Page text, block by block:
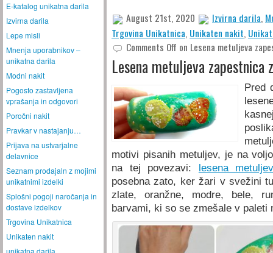
E-katalog unikatna darila
Izvirna darila
Lepe misli
Mnenja uporabnikov –
unikatna darila
Modni nakit
Pogosto zastavljena
vprašanja in odgovori
Poročni nakit
Pravkar v nastajanju…
Prijava na ustvarjalne
delavnice
Seznam prodajaln z mojimi
unikatnimi izdelki
Splošni pogoji naročanja in
dostave izdelkov
Trgovina Unikatnica
Unikaten nakit
unikatna darila
August 21st, 2020 Izvirna darila,
Trgovina Unikatnica Unikaten nakit
Comments Off on Lesena metuljeva
Lesena metuljeva zapestnica
Pred
motivi pisanih metuljev, je na
na tej povezavi: lesena
posebna zato, ker žari v svežini
zlate, oranžne, modre, bele,
barvami, ki so se zmešale v paleti